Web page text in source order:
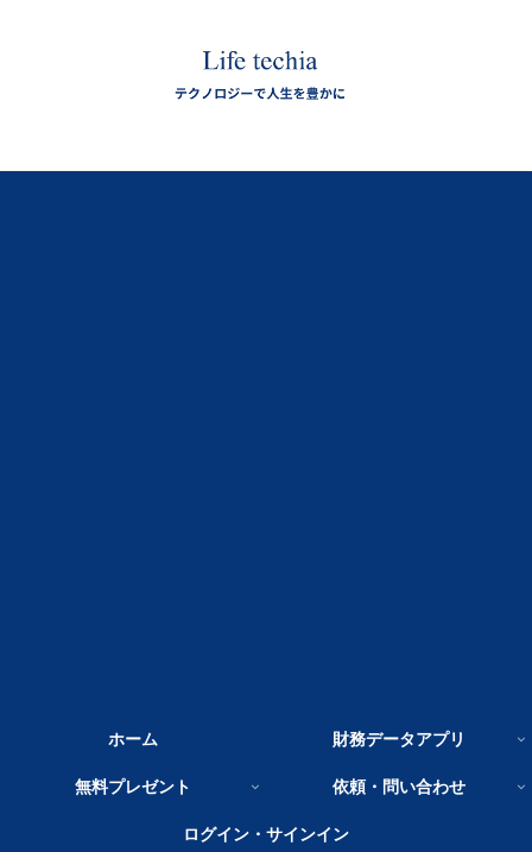
ホーム 財務データアプリ
無料プレゼント 依頼・問い合わせ
ログイン・サインイン